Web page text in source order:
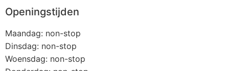
Openingstijden
Maandag: non-stop
Dinsdag: non-stop
Woensdag: non-stop